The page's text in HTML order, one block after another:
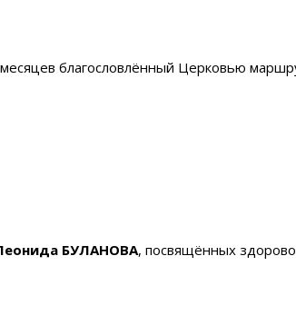
благословлённый Церковью
БУЛАНОВА, посвящённых